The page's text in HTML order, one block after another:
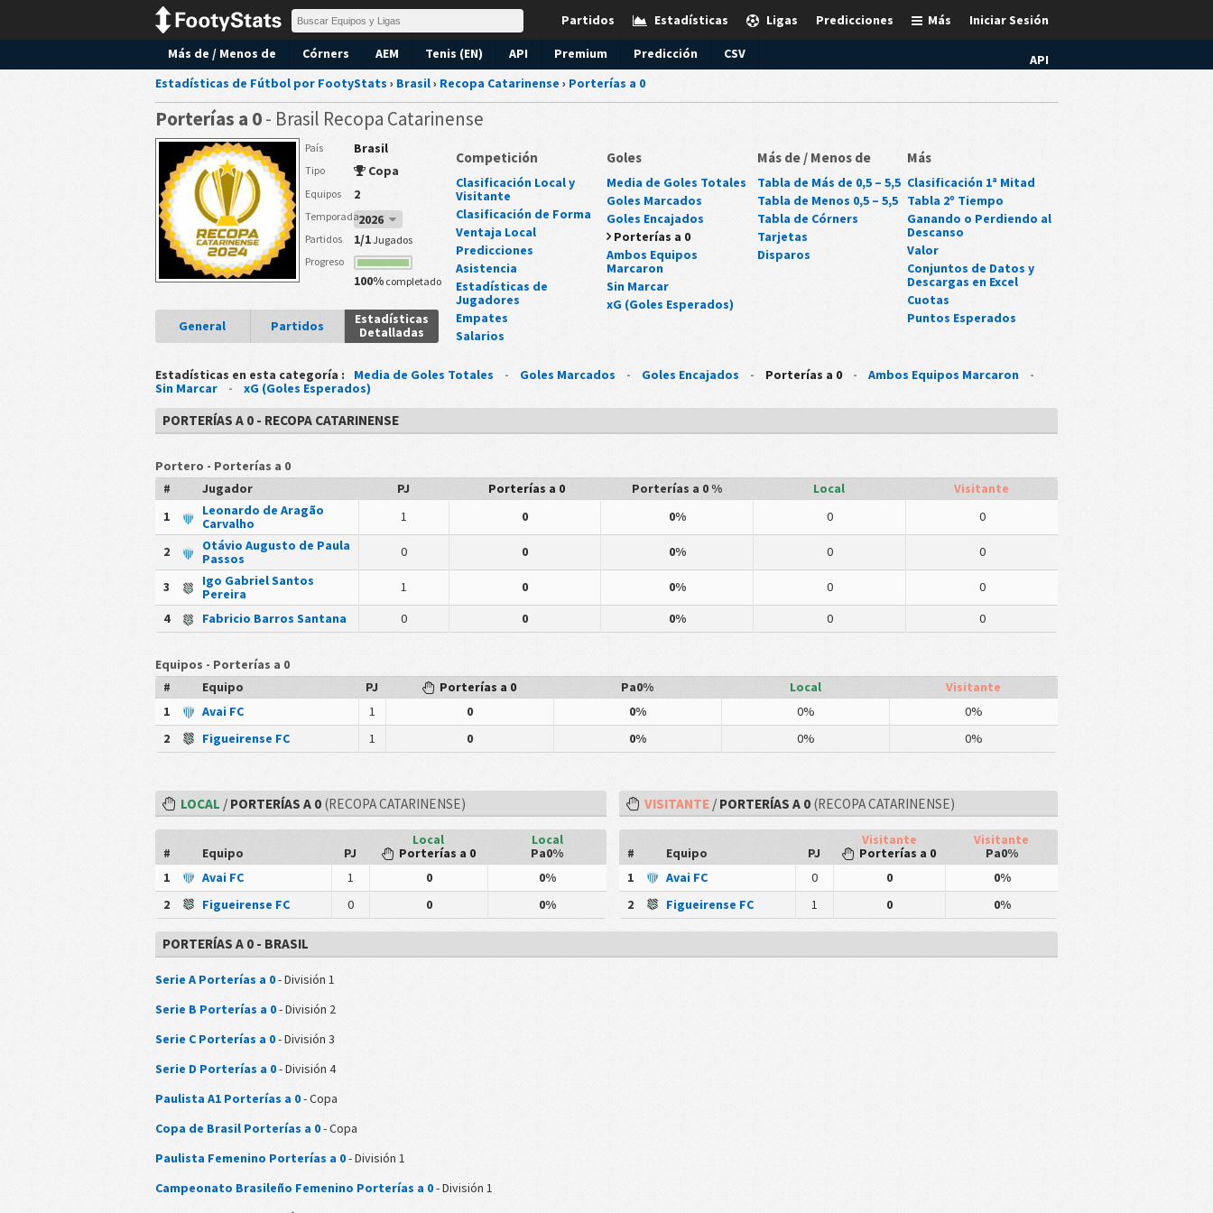
Iniciar Sesión
Más
Predicciones
Ligas
Estadísticas
Partidos
API
Más de / Menos de Córners AEM Tenis (EN) API Premium Predicción
CSV
Estadísticas de Fútbol por FootyStats › Brasil› Recopa Catarinense › Porterías a 0
Porterías a 0- Brasil Recopa Catarinense
País Brasil
Tipo Copa
Equipos 2
Temporada2026
Partidos 1/1Jugados
Progreso
100%completado
General Partidos
Estadísticas
Detalladas
Competición
Clasificación Local y
Visitante
Clasificación de Forma
Ventaja Local
Predicciones
Asistencia
Estadísticas de
Jugadores
Empates
Salarios
Goles
Media de Goles Totales
Goles Marcados
Goles Encajados
Porterías a 0
Ambos Equipos
Marcaron
Sin Marcar
xG (Goles Esperados)
Más de / Menos de
Tabla de Más de 0,5 – 5,5
Tabla de Menos 0,5 – 5,5
Tabla de Córners
Tarjetas
Disparos
Más
Clasificación 1ª Mitad
Tabla 2º Tiempo
Ganando o Perdiendo al
Descanso
Valor
Conjuntos de Datos y
Descargas en Excel
Cuotas
Puntos Esperados
Estadísticas en esta categoría : Media de Goles Totales - Goles Marcados - Goles Encajados - Porterías a 0 - Ambos Equipos Marcaron -
Sin Marcar - xG (Goles Esperados)
PORTERÍAS A 0 - RECOPA CATARINENSE
Portero - Porterías a 0
#
Jugador PJ Porterías a 0 Porterías a 0 % Local
Visitante
1
Leonardo de Aragão
Carvalho
1 0 0% 0 0
2
Otávio Augusto de Paula
Passos
0 0 0% 0 0
3
Igo Gabriel Santos
Pereira
1 0 0% 0
0
4
Fabricio Barros Santana 0 0 0% 0 0
Equipos - Porterías a 0
#
Equipo PJ Porterías a 0 Pa0% Local
Visitante
1
Avai FC 1 0 0% 0%
0%
2
Figueirense FC 1 0 0% 0% 0%
LOCAL /PORTERÍAS A 0(RECOPA CATARINENSE)
# Equipo PJ
Local
Porterías a 0
Local
Pa0%
1
Avai FC 1 0
0%
2
Figueirense FC 0 0 0%
VISITANTE /PORTERÍAS A 0(RECOPA CATARINENSE)
# Equipo PJ
Visitante
Porterías a 0
Visitante
Pa0%
1
Avai FC 0 0
0%
2
Figueirense FC 1 0 0%
PORTERÍAS A 0 - BRASIL
Serie A Porterías a 0- División 1
Serie B Porterías a 0- División 2
Serie C Porterías a 0- División 3
Serie D Porterías a 0- División 4
Paulista A1 Porterías a 0- Copa
Copa de Brasil Porterías a 0- Copa
Paulista Femenino Porterías a 0- División 1
Campeonato Brasileño Femenino Porterías a 0- División 1